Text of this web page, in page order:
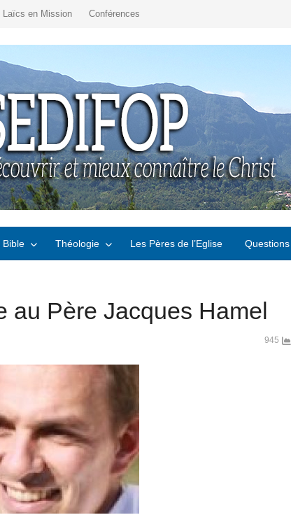
Laïcs en Mission Conférences
Bible Théologie Les Pères de l’Eglise
au Père Jacques Hamel
945